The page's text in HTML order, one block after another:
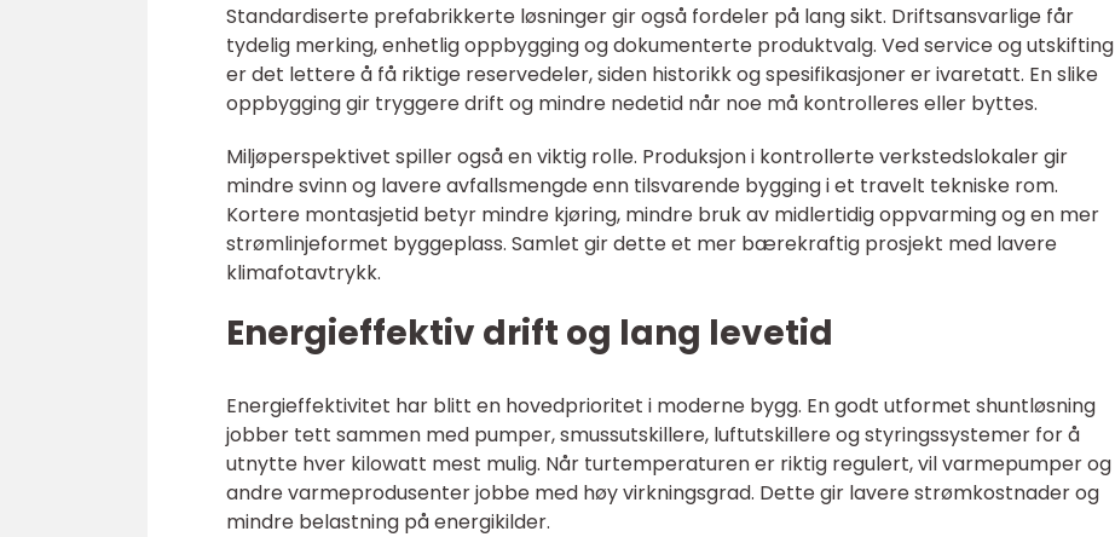
Standardiserte prefabrikkerte løsninger gir også fordeler på lang sikt. Driftsansvarlige får
tydelig merking, enhetlig oppbygging og dokumenterte produktvalg. Ved service og utskifting
er det lettere å få riktige reservedeler, siden historikk og spesifikasjoner er ivaretatt. En slike
oppbygging gir tryggere drift og mindre nedetid når noe må kontrolleres eller byttes.
Miljøperspektivet spiller også en viktig rolle. Produksjon i kontrollerte verkstedslokaler gir
mindre svinn og lavere avfallsmengde enn tilsvarende bygging i et travelt tekniske rom.
Kortere montasjetid betyr mindre kjøring, mindre bruk av midlertidig oppvarming og en mer
strømlinjeformet byggeplass. Samlet gir dette et mer bærekraftig prosjekt med lavere
klimafotavtrykk.
Energieffektiv drift og lang levetid
Energieffektivitet har blitt en hovedprioritet i moderne bygg. En godt utformet shuntløsning
jobber tett sammen med pumper, smussutskillere, luftutskillere og styringssystemer for å
utnytte hver kilowatt mest mulig. Når turtemperaturen er riktig regulert, vil varmepumper og
andre varmeprodusenter jobbe med høy virkningsgrad. Dette gir lavere strømkostnader og
mindre belastning på energikilder.